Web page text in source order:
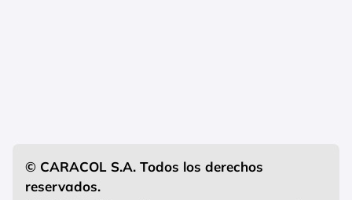
© CARACOL S.A. Todos los derechos
reservados.